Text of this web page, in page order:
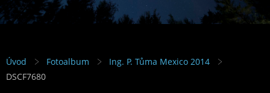
Úvod Fotoalbum
Ing. P. Tůma Mexico 2014
DSCF7680